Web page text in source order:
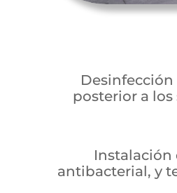
Desinfección
posterior a los
Instalación
antibacterial, y